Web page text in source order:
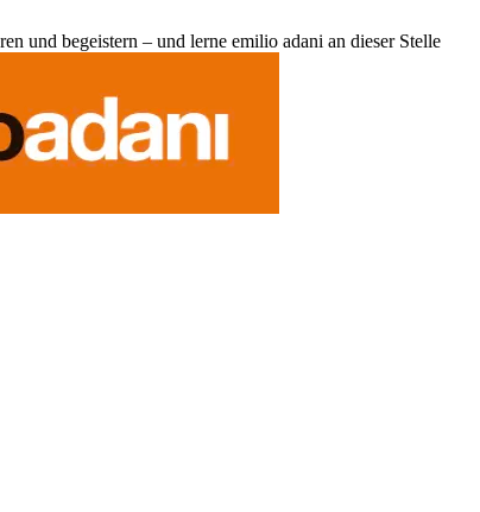
und begeistern – und lerne emilio adani an dieser Stelle